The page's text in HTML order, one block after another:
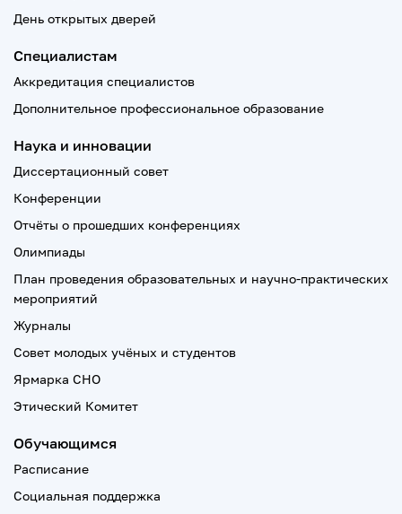
День открытых дверей
Специалистам
Аккредитация специалистов
Дополнительное профессиональное образование
Наука и инновации
Диссертационный совет
Конференции
Отчёты о прошедших конференциях
Олимпиады
План проведения образовательных и научно-практических
мероприятий
Журналы
Совет молодых учёных и студентов
Ярмарка СНО
Этический Комитет
Обучающимся
Расписание
Социальная поддержка